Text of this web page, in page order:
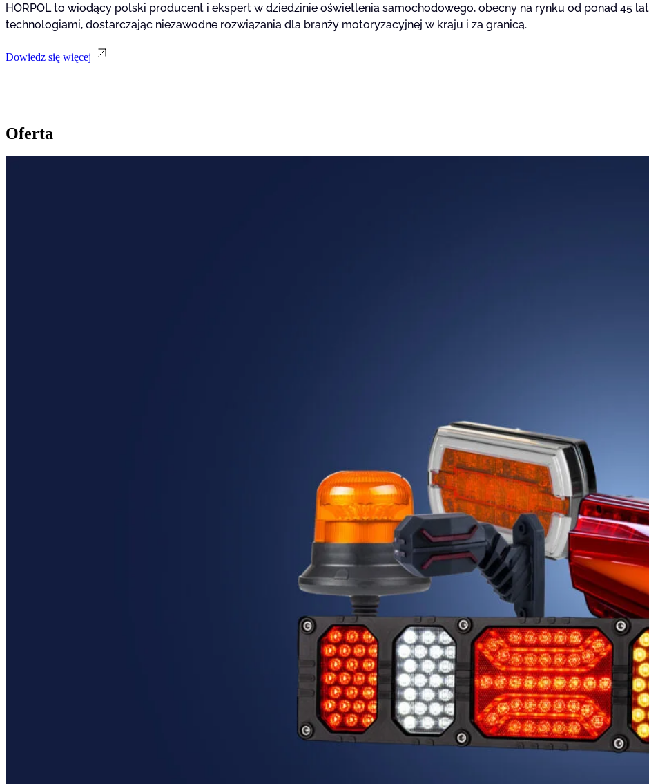
HORPOL to wiodący polski producent i ekspert w dziedzinie oświetlenia samochodowego, obecny na rynku od ponad 45
technologiami, dostarczając niezawodne rozwiązania dla branży motoryzacyjnej w kraju i za granicą.
Dowiedz się więcej
Oferta
Nieklasyfikowane